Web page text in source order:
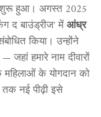
शुरू हुआ। अगस्त 2025
द बाउंड्रीज' मेंआंध्र
किया। उन्होंने
हमारे नाम दीवारों
के योगदान को
तक नई पीढ़ी इसे